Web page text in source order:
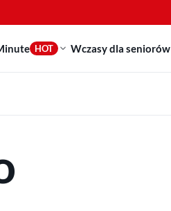
HOT Wczasy dla seniorów